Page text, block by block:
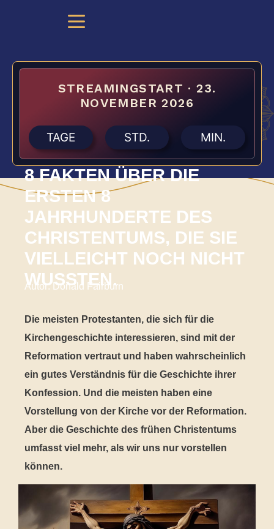
STREAMINGSTART · 23.
NOVEMBER 2026
TAGE STD. MIN.
8 FAKTEN ÜBER DIE
ERSTEN 8
JAHRHUNDERTE DES
CHRISTENTUMS, DIE SIE
VIELLEICHT NOCH NICHT
WUSSTEN.
Autor: Donald Fairburn
Die meisten Protestanten, die sich für die
Kirchengeschichte interessieren, sind mit der
Reformation vertraut und haben wahrscheinlich
ein gutes Verständnis für die Geschichte ihrer
Konfession. Und die meisten haben eine
Vorstellung von der Kirche vor der Reformation.
Aber die Geschichte des frühen Christentums
umfasst viel mehr, als wir uns nur vorstellen
können.